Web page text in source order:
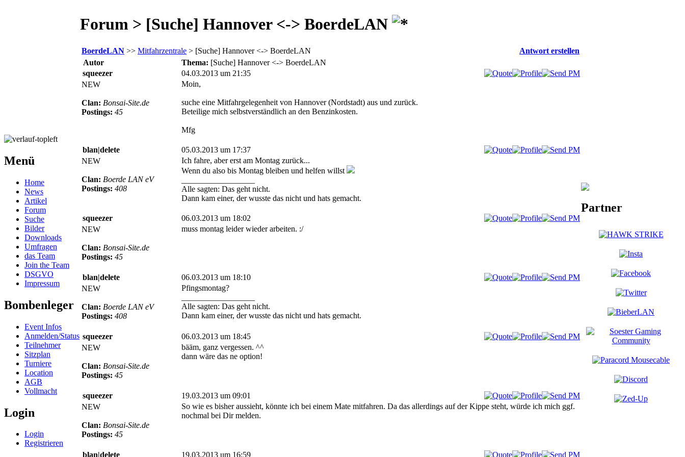
Menü
Home
News
Artikel
Forum
Suche
Bilder
Downloads
Umfragen
das Team
Join the Team
DSGVO
Impressum
Bombenleger
Event Infos
Anmelden/Status
Teilnehmer
Sitzplan
Turniere
Location
AGB
Vollmacht
Login
Login
Registrieren
Forum > [Suche] Hannover <-> BoerdeLAN
BoerdeLAN >> Mitfahrzentrale > [Suche] Hannover <-> BoerdeLAN
Antwort erstellen
Autor
Thema: [Suche] Hannover <-> BoerdeLAN
squeezer
04.03.2013 um 21:35
NEW
Clan: Bonsai-Site.de
Postings: 45
Moin,
suche eine Mitfahrgelegenheit von Hannover (Nordstadt) aus und zurück.
Beteilige mich selbstverständlich an den Benzinkosten.
Mfg
blan|delete
05.03.2013 um 17:37
NEW
Clan: Boerde LAN eV
Postings: 408
Ich fahre, aber erst am Montag zurück...
Wenn du also bis Montag bleiben und helfen willst
Alle sagten: Das geht nicht.
Dann kam einer, der wusste das nicht und hats gemacht.
squeezer
06.03.2013 um 18:02
NEW
Clan: Bonsai-Site.de
Postings: 45
muss montag leider wieder arbeiten. :/
blan|delete
06.03.2013 um 18:10
NEW
Clan: Boerde LAN eV
Postings: 408
Pfingsmontag?
Alle sagten: Das geht nicht.
Dann kam einer, der wusste das nicht und hats gemacht.
squeezer
06.03.2013 um 18:45
NEW
Clan: Bonsai-Site.de
Postings: 45
bääm, ganz vergessen. ^^
dann wäre das ne option!
squeezer
19.03.2013 um 09:01
NEW
Clan: Bonsai-Site.de
Postings: 45
So wie es bisher aussieht, könnte ich bei einem Mate mitfahren. Da das allerdings auf der Kippe steht, würde ich mich ggf.
nochmal bei Dir melden.
blan|delete 19.03.2013 um 16:59
Partner